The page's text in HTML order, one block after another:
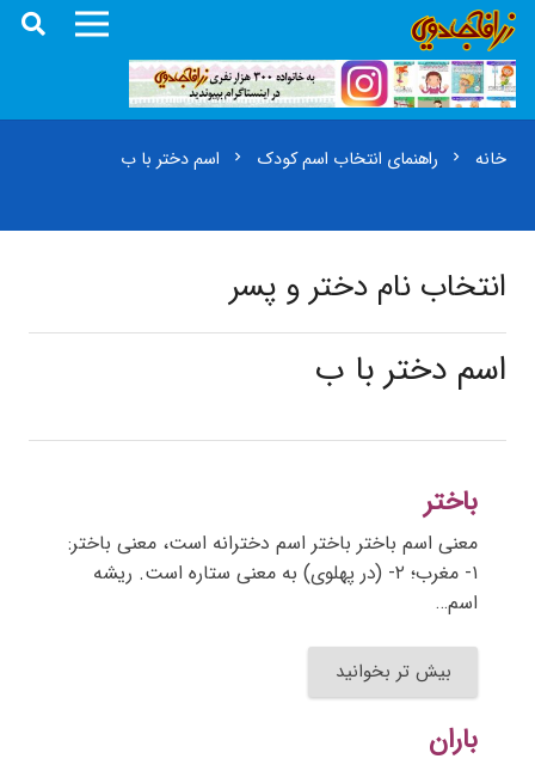
خانه chevron_right راهنمای انتخاب اسم کودک chevron_right اسم دختر با ب
انتخاب نام دختر و پسر
اسم دختر با ب
باختر
معنی اسم باختر باختر اسم دخترانه است، معنی باختر:
۱- مغرب؛ ۲- (در پهلوی) به معنی ستاره است. ریشه
اسم…
بیش تر بخوانید
باران